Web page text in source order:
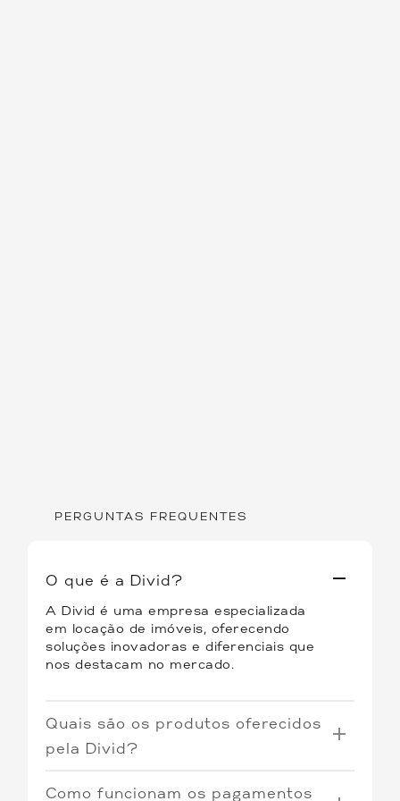
PERGUNTAS FREQUENTES
O que é a Divid?
A Divid é uma empresa especializada
em locação de imóveis, oferecendo
soluções inovadoras e diferenciais que
nos destacam no mercado.
Quais são os produtos oferecidos
pela Divid?
Como funcionam os pagamentos